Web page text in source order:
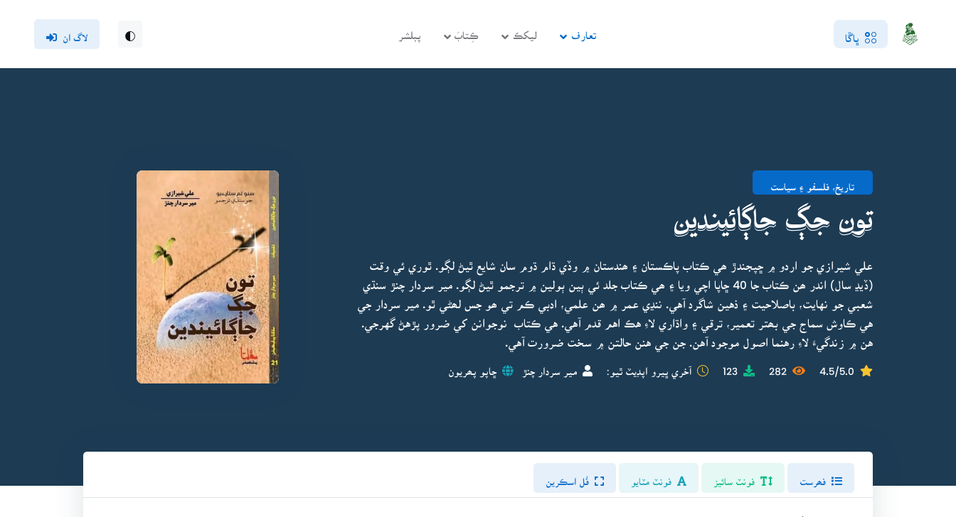
ڀاڱا تعارف ليکڪ ڪِتابَ پبلشر لاگ ان
تاريخ، فلسفو ۽ سياست
تون جڳ جاڳائيندين
علي شيرازي جو اردو ۾ ڇپجندڙ ھي ڪتاب پاڪستان ۽ ھندستان ۾ وڏي ڌام ڌوم سان شايع ٿيڻ لڳو. ٿوري ئي وقت
(ڏيڍ سال) اندر ھن ڪتاب جا 40 ڇاپا اچي ويا ۽ ھي ڪتاب جلد ئي ٻين ٻولين ۾ ترجمو ٿيڻ لڳو. مير سردار چنڙ سنڌي
شعبي جو نهايت، باصلاحيت ۽ ذهين شاگرد آهي. ننڍي عمر ۾ ھن علمي، ادبي ڪم تي ھو جس لھڻي ٿو. مير سردار جي
هي ڪاوش سماج جي بھتر تعمير، ترقي ۽ واڌاري لاءِ هڪ اهم قدم آهي. هي ڪتاب نوجوانن کي ضرور پڙهڻ گهرجي.
هن ۾ زندگيءَ لاءِ رهنما اصول موجود آهن. جن جي هنن حالتن ۾ سخت ضرورت آهي.
4.5/5.0
282
123 آخري ڀيرو اپڊيٽ ٿيو: مير سردار چنڙ ڇاپو پھريون
فونٽ سائيز فونٽ مٽايو فُل اسڪرين